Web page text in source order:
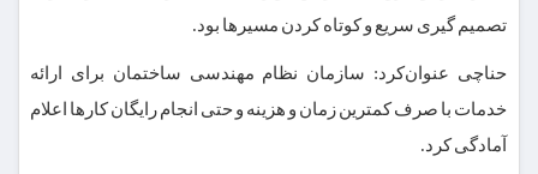
تصمیم گیری سریع و کوتاه کردن مسیرها بود.
حناچی عنوان‌کرد: سازمان نظام مهندسی ساختمان برای ارائه
خدمات با صرف کمترین زمان و هزینه و حتی انجام رایگان کارها اعلام
آمادگی کرد.